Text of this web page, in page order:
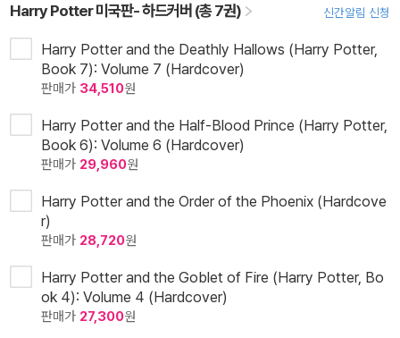
Harry Potter 미국판- 하드커버 (총 7권) 신간알림 신청
Harry Potter and the Deathly Hallows (Harry Potter,
Book 7): Volume 7 (Hardcover)
판매가 34,510원
Harry Potter and the Half-Blood Prince (Harry Potter,
Book 6): Volume 6 (Hardcover)
판매가 29,960원
Harry Potter and the Order of the Phoenix (Hardcove
r)
판매가 28,720원
Harry Potter and the Goblet of Fire (Harry Potter, Bo
ok 4): Volume 4 (Hardcover)
판매가 27,300원